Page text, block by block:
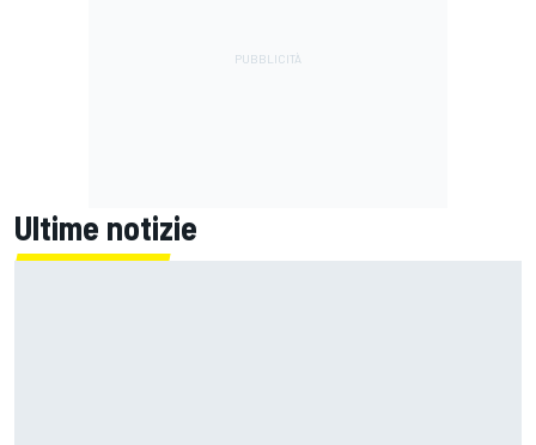
Ultime notizie